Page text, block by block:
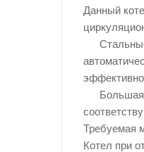
Данный
Большая
Требуемая
Котел при